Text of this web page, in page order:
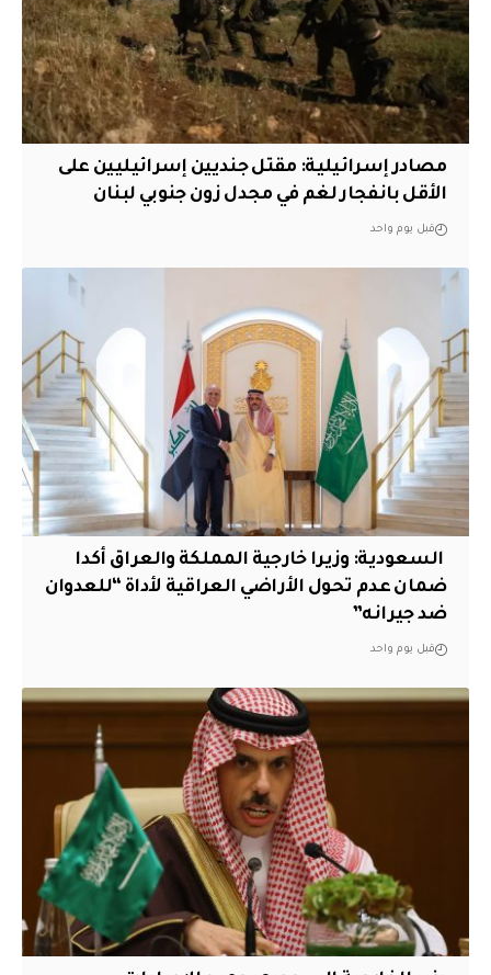
مصادر إسرائيلية: مقتل جنديين إسرائيليين على
الأقل بانفجار لغم في مجدل زون جنوبي لبنان
قبل يوم واحد
‏ السعودية: وزيرا خارجية المملكة والعراق أكدا
ضمان عدم تحول الأراضي العراقية لأداة “للعدوان
ضد جيرانه”
قبل يوم واحد